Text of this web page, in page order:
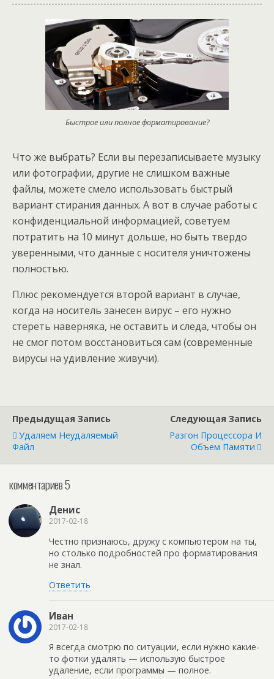
Быстрое или полное форматирование?
Что же выбрать? Если вы перезаписываете музыку
или фотографии, другие не слишком важные
файлы, можете смело использовать быстрый
вариант стирания данных. А вот в случае работы с
конфиденциальной информацией, советуем
потратить на 10 минут дольше, но быть твердо
уверенными, что данные с носителя уничтожены
полностью.
Плюс рекомендуется второй вариант в случае,
когда на носитель занесен вирус – его нужно
стереть наверняка, не оставить и следа, чтобы он
не смог потом восстановиться сам (современные
вирусы на удивление живучи).
Предыдущая Запись
Удаляем Неудаляемый
Файл
Следующая Запись
Разгон Процессора И
Объем Памяти
комментариев 5
Денис
2017-02-18
Честно признаюсь, дружу с компьютером на ты,
но столько подробностей про форматирования
не знал.
Ответить
Иван
2017-02-18
Я всегда смотрю по ситуации, если нужно какие-
то фотки удалять — использую быстрое
удаление, если программы — полное.